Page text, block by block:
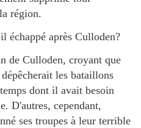
région.
échappé après Culloden?
de Culloden, croyant que
les bataillons
dont il avait besoin
D'autres, cependant,
ses troupes à leur terrible